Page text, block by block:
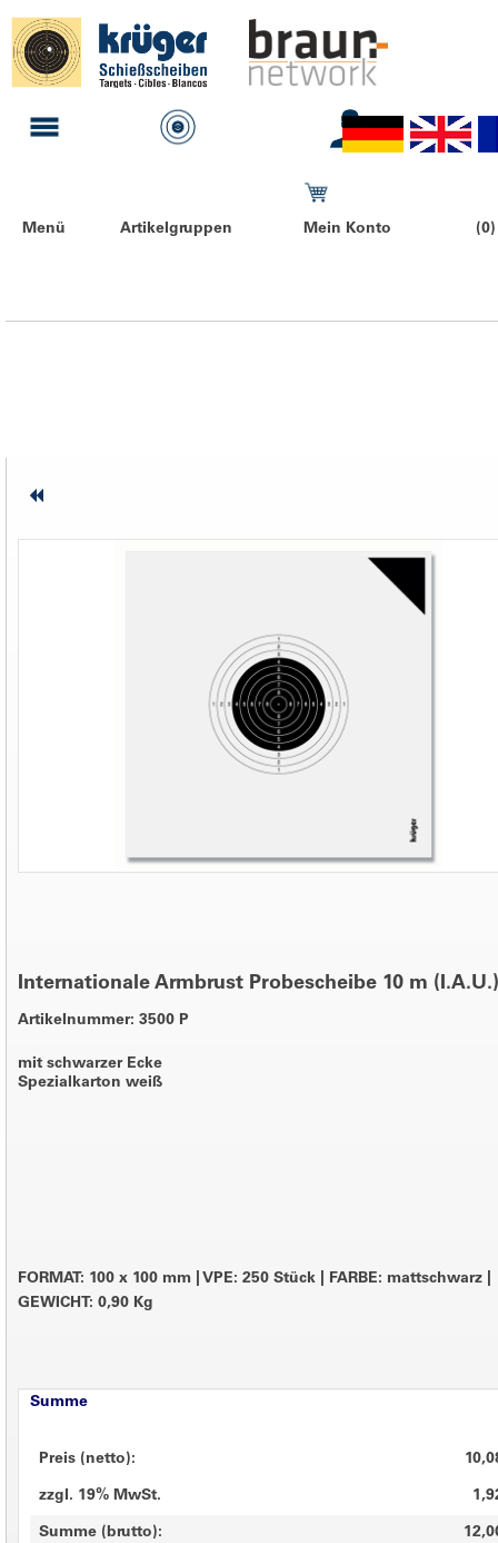
Menü Artikelgruppen Mein Konto
Internationale Armbrust Probescheibe 10 m (I.A.U.)
Artikelnummer: 3500 P
mit schwarzer Ecke
Spezialkarton weiß
FORMAT: 100 x 100 mm VPE: 250 Stück FARBE: mattschwarz
GEWICHT: 0,90 Kg
Summe
Preis (netto):
zzgl. 19% MwSt.
Summe (brutto):